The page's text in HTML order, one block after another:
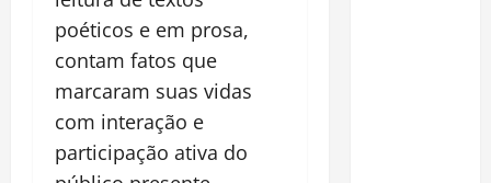
poéticos e em prosa,
contam fatos que
marcaram suas vidas
com interação e
participação ativa do